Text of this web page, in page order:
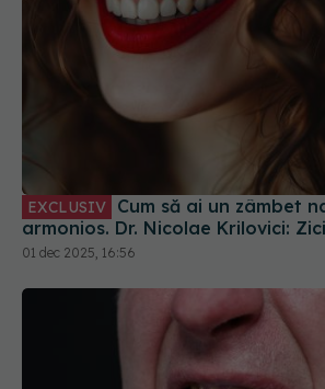
EXCLUSIV
armonios. Dr. Nicolae Krilovici:
01 dec 2025, 16:56